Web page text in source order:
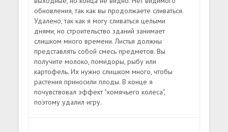
обновления, так как вы продолжаете сливаться.
Удалено, так как я могу сливаться целыми
днями, но строительство зданий занимает
слишком много времени. Листья должны
представлять собой смесь предметов. Вы
получите молоко, помидоры, рыбу или
картофель. Их нужно слишком много, чтобы
растения приносили плоды. В конце я
почувствовал эффект "хомячьего колеса",
поэтому удалил игру.